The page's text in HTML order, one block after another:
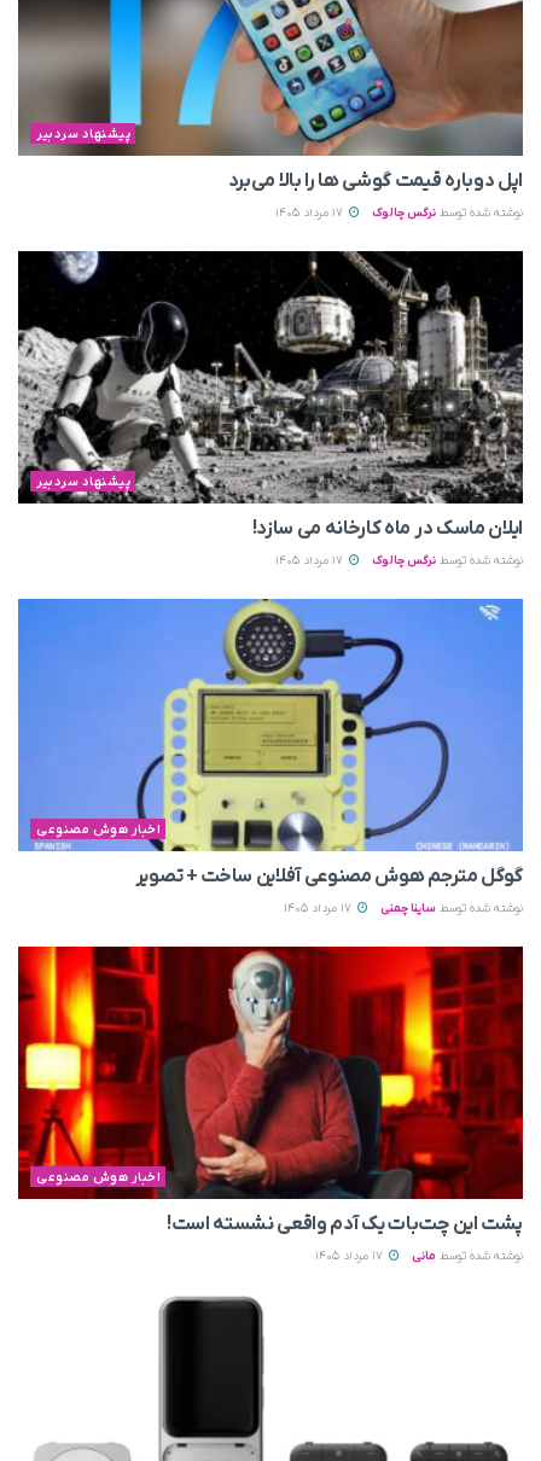
پیشنهاد سردبیر
اپل دوباره قیمت‌ گوشی ها را بالا می‌برد
نوشته شده توسط نرگس چالوک
پیشنهاد سردبیر
ایلان ماسک در ماه کارخانه می سازد!
نوشته شده توسط نرگس چالوک
اخبار هوش مصنوعی
گوگل مترجم هوش مصنوعی آفلاین ساخت + تصویر
نوشته شده توسط ساینا چمنی
اخبار هوش مصنوعی
پشت این چت‌بات یک آدم واقعی نشسته است!
نوشته شده توسط مانی